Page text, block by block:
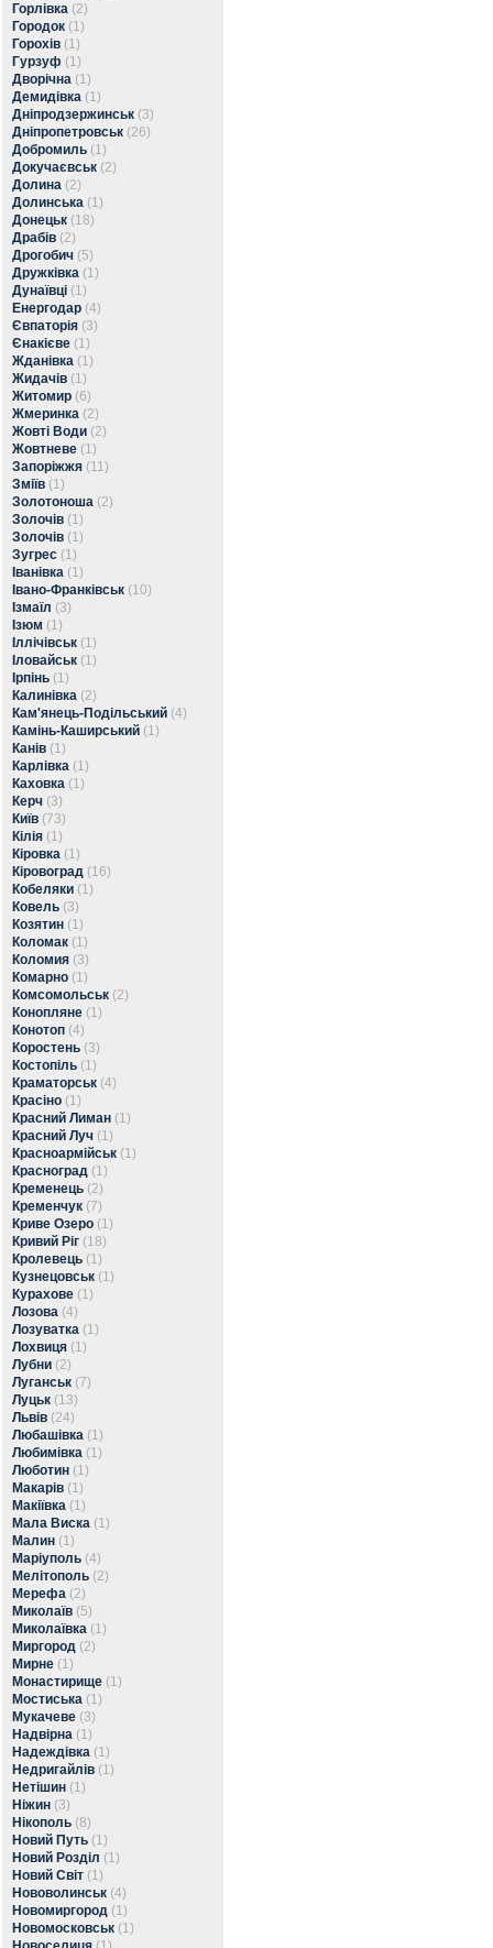
Горлівка (2)
Городок (1)
Горохів (1)
Гурзуф (1)
Дворічна (1)
Демидівка (1)
Дніпродзержинськ (3)
Дніпропетровськ (26)
Добромиль (1)
Докучаєвськ (2)
Долина (2)
Долинська (1)
Донецьк (18)
Драбів (2)
Дрогобич (5)
Дружківка (1)
Дунаївці (1)
Енергодар (4)
Євпаторія (3)
Єнакієве (1)
Жданівка (1)
Жидачів (1)
Житомир (6)
Жмеринка (2)
Жовті Води (2)
Жовтневе (1)
Запоріжжя (11)
Зміїв (1)
Золотоноша (2)
Золочів (1)
Золочів (1)
Зугрес (1)
Іванівка (1)
Івано-Франківськ (10)
Ізмаїл (3)
Ізюм (1)
Іллічівськ (1)
Іловайськ (1)
Ірпінь (1)
Калинівка (2)
Кам'янець-Подільський (4)
Камінь-Каширський (1)
Канів (1)
Карлівка (1)
Каховка (1)
Керч (3)
Київ (73)
Кілія (1)
Кіровка (1)
Кіровоград (16)
Кобеляки (1)
Ковель (3)
Козятин (1)
Коломак (1)
Коломия (3)
Комарно (1)
Комсомольськ (2)
Конопляне (1)
Конотоп (4)
Коростень (3)
Костопіль (1)
Краматорськ (4)
Красіно (1)
Красний Лиман (1)
Красний Луч (1)
Красноармійськ (1)
Красноград (1)
Кременець (2)
Кременчук (7)
Криве Озеро (1)
Кривий Ріг (18)
Кролевець (1)
Кузнецовськ (1)
Курахове (1)
Лозова (4)
Лозуватка (1)
Лохвиця (1)
Лубни (2)
Луганськ (7)
Луцьк (13)
Львів (24)
Любашівка (1)
Любимівка (1)
Люботин (1)
Макарів (1)
Макіївка (1)
Мала Виска (1)
Малин (1)
Маріуполь (4)
Мелітополь (2)
Мерефа (2)
Миколаїв (5)
Миколаївка (1)
Миргород (2)
Мирне (1)
Монастирище (1)
Мостиська (1)
Мукачеве (3)
Надвірна (1)
Надеждівка (1)
Недригайлів (1)
Нетішин (1)
Ніжин (3)
Нікополь (8)
Новий Путь (1)
Новий Розділ (1)
Новий Світ (1)
Нововолинськ (4)
Новомиргород (1)
Новомосковськ (1)